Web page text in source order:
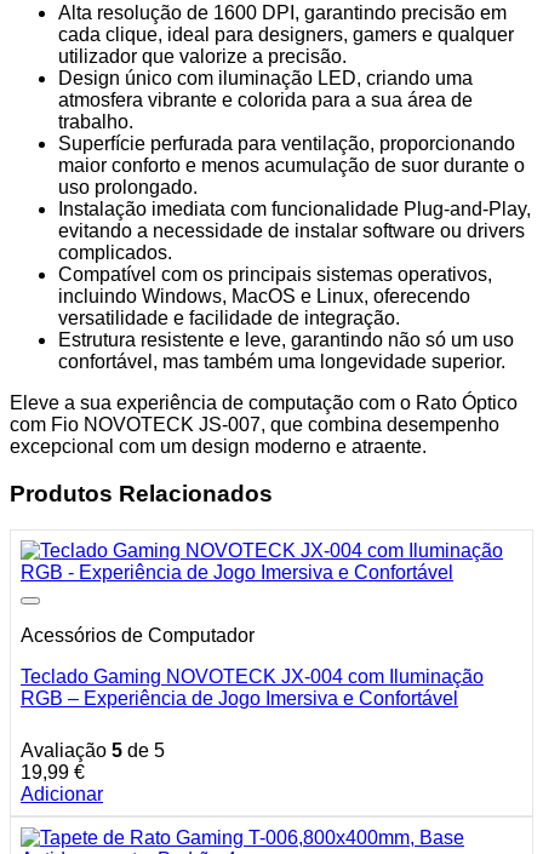
Alta resolução de 1600 DPI, garantindo precisão em
cada clique, ideal para designers, gamers e qualquer
utilizador que valorize a precisão.
Design único com iluminação LED, criando uma
atmosfera vibrante e colorida para a sua área de
trabalho.
Superfície perfurada para ventilação, proporcionando
maior conforto e menos acumulação de suor durante o
uso prolongado.
Instalação imediata com funcionalidade Plug-and-Play,
evitando a necessidade de instalar software ou drivers
complicados.
Compatível com os principais sistemas operativos,
incluindo Windows, MacOS e Linux, oferecendo
versatilidade e facilidade de integração.
Estrutura resistente e leve, garantindo não só um uso
confortável, mas também uma longevidade superior.
Eleve a sua experiência de computação com o Rato Óptico
com Fio NOVOTECK JS-007, que combina desempenho
excepcional com um design moderno e atraente.
Produtos Relacionados
Acessórios de Computador
Teclado Gaming NOVOTECK JX-004 com Iluminação
RGB – Experiência de Jogo Imersiva e Confortável
Avaliação 5 de 5
19,99 €
Adicionar